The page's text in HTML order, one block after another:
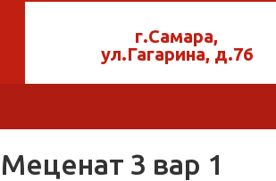
г.Самара,
ул.Гагарина, д.76
3 вар 1